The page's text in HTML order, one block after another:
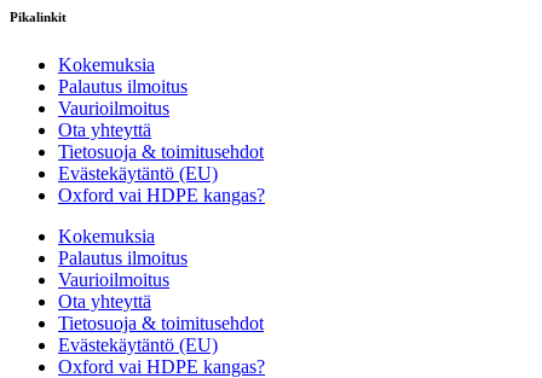
Pikalinkit
Kokemuksia
Palautus ilmoitus
Vaurioilmoitus
Ota yhteyttä
Tietosuoja & toimitusehdot
Evästekäytäntö (EU)
Oxford vai HDPE kangas?
Kokemuksia
Palautus ilmoitus
Vaurioilmoitus
Ota yhteyttä
Tietosuoja & toimitusehdot
Evästekäytäntö (EU)
Oxford vai HDPE kangas?